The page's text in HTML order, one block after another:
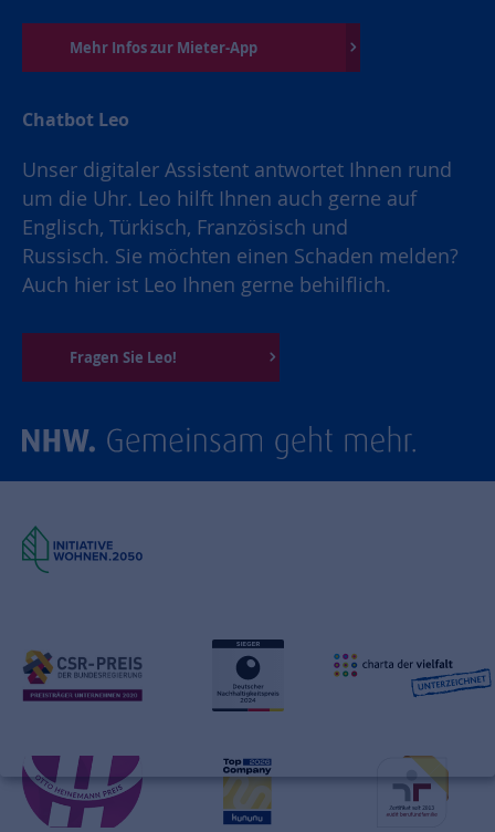
Mehr Infos zur Mieter-App
Chatbot Leo
Unser digitaler Assistent antwortet Ihnen rund
um die Uhr. Leo hilft Ihnen auch gerne auf
Englisch, Türkisch, Französisch und
Russisch. Sie möchten einen Schaden melden?
Auch hier ist Leo Ihnen gerne behilflich.
Fragen Sie Leo!